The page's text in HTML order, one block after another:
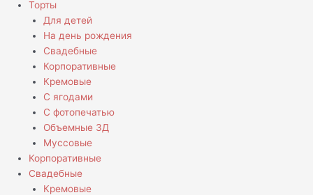
Торты
Для детей
На день рождения
Свадебные
Корпоративные
Кремовые
С ягодами
С фотопечатью
Объемные 3Д
Муссовые
Корпоративные
Свадебные
Кремовые